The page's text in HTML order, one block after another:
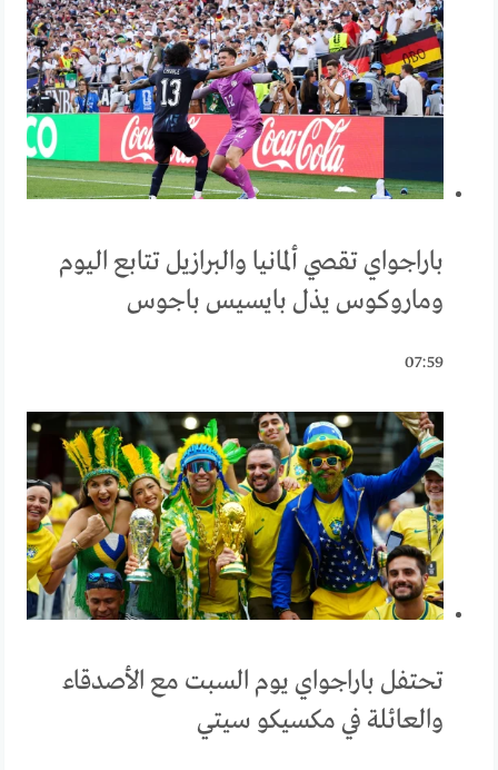
باراجواي تقصي ألمانيا والبرازيل تتابع اليوم
وماروكوس يذل بايسيس باجوس
07:59
تحتفل باراجواي يوم السبت مع الأصدقاء
والعائلة في مكسيكو سيتي